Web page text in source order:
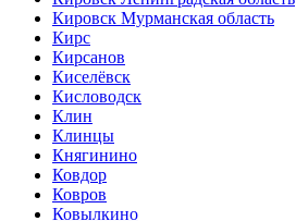
Кировск Мурманская область
Кирс
Кирсанов
Киселёвск
Кисловодск
Клин
Клинцы
Княгинино
Ковдор
Ковров
Ковылкино